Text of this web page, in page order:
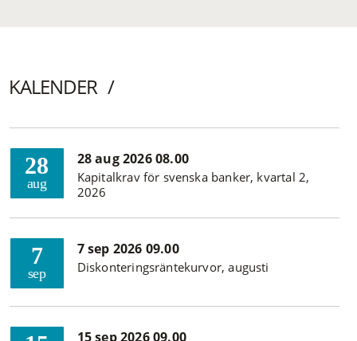
KALENDER
28
aug
28 aug 2026 08.00
Kapitalkrav för svenska banker, kvartal 2,
2026
7
sep
7 sep 2026 09.00
Diskonteringsräntekurvor, augusti
15 sep 2026 09.00